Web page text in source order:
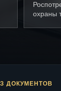
охраны
ДОКУМЕНТОВ